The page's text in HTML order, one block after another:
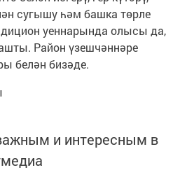
сугышу һәм башка төрле
уеннарында олысы да,
Район үзешчәннәре
белән бизәде.
и интересным в